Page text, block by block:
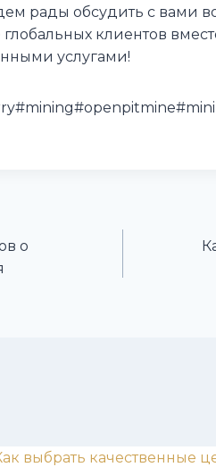
рады обсудить с вами
клиентов
услугами!
о